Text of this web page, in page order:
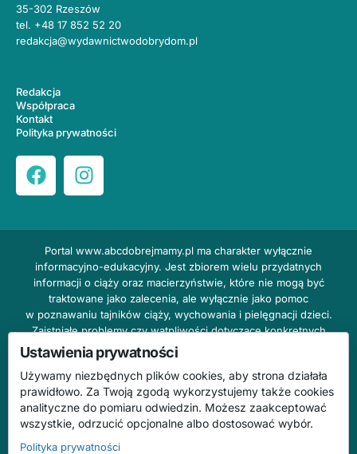
35-302 Rzeszów
tel. +48 17 852 52 20
redakcja@wydawnictwodobrydom.pl
Redakcja
Współpraca
Kontakt
Polityka prywatności
Portal www.abcdobrejmamy.pl ma charakter wyłącznie
informacyjno-edukacyjny. Jest zbiorem wielu przydatnych
informacji o ciąży oraz macierzyństwie, które nie mogą być
traktowane jako zalecenia, ale wyłącznie jako pomoc
w poznawaniu tajników ciąży, wychowania i pielęgnacji dzieci.
Zaistniałe problemy czy wątpliwości dotyczące konkretnych
przypadków należy bezzwłocznie konsultować z prowadzącym
lekarzem ginekologiem lub innym stosownym specjalistą w danej
dziedzinie. DOBRY DOM nie odpowiada za treść reklam,
nie ponosi również żadnych konsekwencji prawnych ani
odpowiedzialności za następstwa mogące wyniknąć na skutek
zastosowania podanych informacji bez wcześniejszej konsultacji
Ustawienia prywatności
Używamy niezbędnych plików cookies, aby strona działała
prawidłowo. Za Twoją zgodą wykorzystujemy także cookies
analityczne do pomiaru odwiedzin. Możesz zaakceptować
wszystkie, odrzucić opcjonalne albo dostosować wybór.
Polityka prywatności